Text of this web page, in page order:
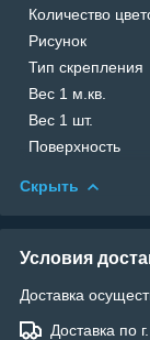
Количество
Рисунок
Тип скрепления
Вес 1 м.кв.
Вес 1 шт.
Поверхность
Скрыть
Условия
Доставка
Доставка по